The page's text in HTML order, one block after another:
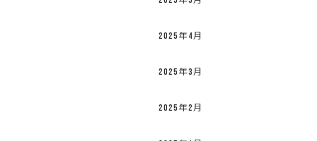
2025年4月
2025年3月
2025年2月